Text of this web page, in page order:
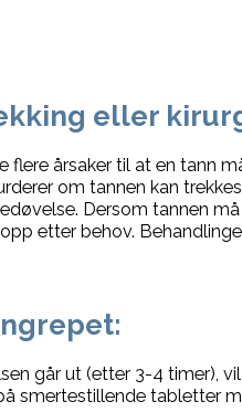
eller
flere årsaker til at en tann
om tannen kan
Dersom tannen
etter behov.
går ut (etter 3-4 timer),
smertestillende tabletter